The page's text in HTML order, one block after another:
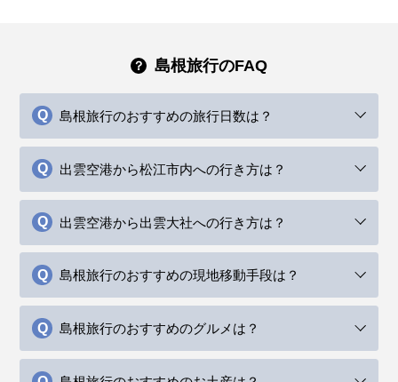
島根旅行のFAQ
島根旅行のおすすめの旅行日数は？
出雲空港から松江市内への行き方は？
出雲空港から出雲大社への行き方は？
島根旅行のおすすめの現地移動手段は？
島根旅行のおすすめのグルメは？